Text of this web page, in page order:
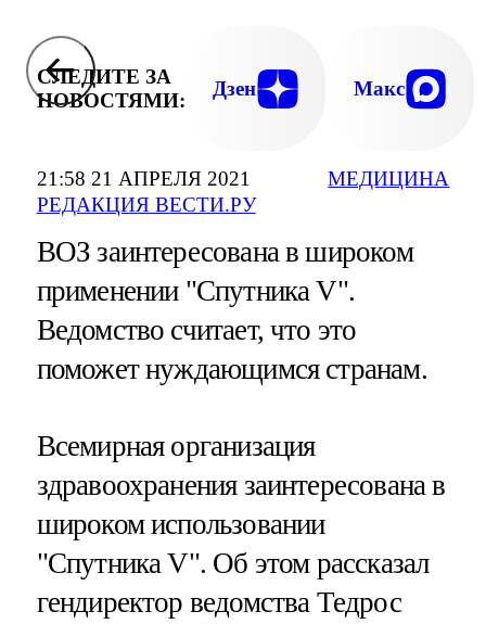
21:58 21 АПРЕЛЯ 2021
РЕДАКЦИЯ ВЕСТИ.РУ
МЕДИЦИНА
СЛЕДИТЕ ЗА
НОВОСТЯМИ:
Дзен Макс
ВОЗ заинтересована в широком
применении "Спутника V".
Ведомство считает, что это
поможет нуждающимся странам.
Всемирная организация
здравоохранения заинтересована в
широком использовании
"Спутника V". Об этом рассказал
гендиректор ведомства Тедрос